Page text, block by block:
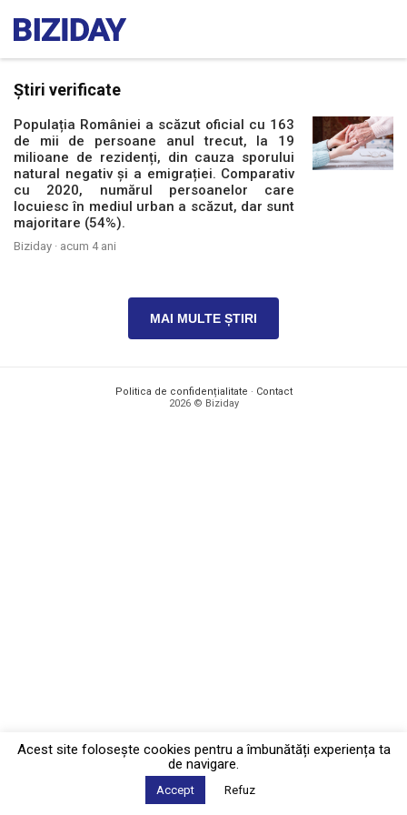
Știri verificate
Populația României a scăzut oficial cu 163
de mii de persoane anul trecut, la 19
milioane de rezidenți, din cauza sporului
natural negativ și a emigrației. Comparativ
cu 2020, numărul persoanelor care
locuiesc în mediul urban a scăzut, dar sunt
majoritare (54%).
Biziday · acum 4 ani
MAI MULTE ȘTIRI
Politica de confidențialitate · Contact
2026 © Biziday
Acest site foloseşte cookies pentru a îmbunătăți experiența ta
de navigare.
Accept Refuz